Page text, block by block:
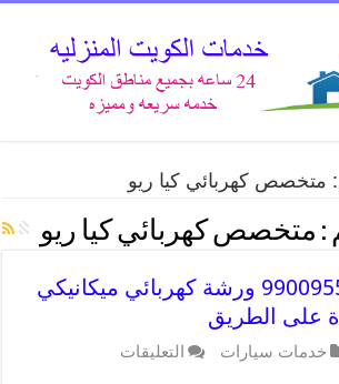
متخصص كهربائي كيا ريو
: متخصص كهربائي كيا ريو
كراج كيا ريو 99009551 ورشة كهربائي ميكانيكي
على الطريق
خدمات سيارات التعليقات